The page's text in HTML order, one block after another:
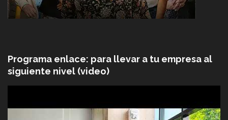
Programa enlace: para llevar a tu empresa al
siguiente nivel (video)